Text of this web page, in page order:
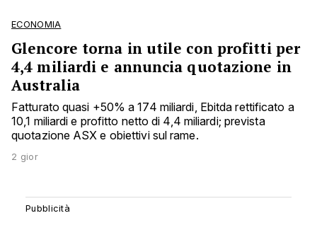
ECONOMIA
Glencore torna in utile con profitti per
4,4 miliardi e annuncia quotazione in
Australia
Fatturato quasi +50% a 174 miliardi, Ebitda rettificato a
10,1 miliardi e profitto netto di 4,4 miliardi; prevista
quotazione ASX e obiettivi sul rame.
2 gior